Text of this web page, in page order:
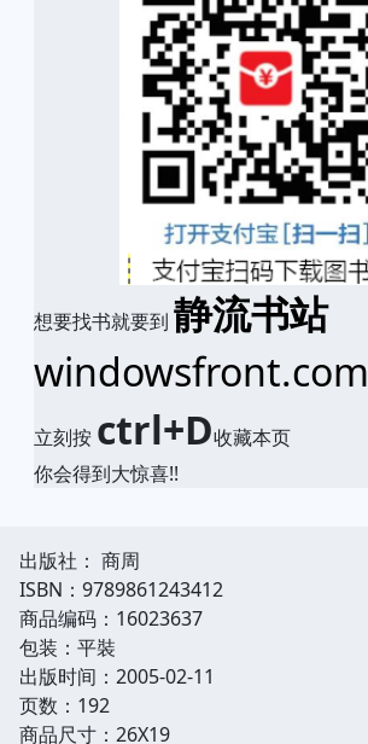
想要找书就要到 静流书站
windowsfront.com
立刻按 ctrl+D收藏本页
你会得到大惊喜!!
出版社： 商周
ISBN：9789861243412
商品编码：16023637
包装：平裝
出版时间：2005-02-11
页数：192
商品尺寸：26X19